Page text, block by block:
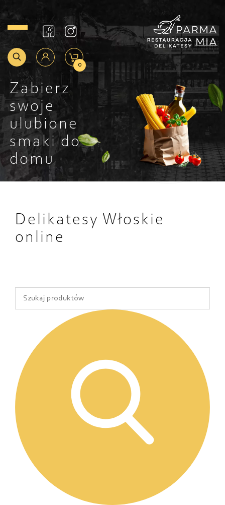
0
Zabierz
swoje
ulubione
smaki do
domu
Delikatesy Włoskie
online